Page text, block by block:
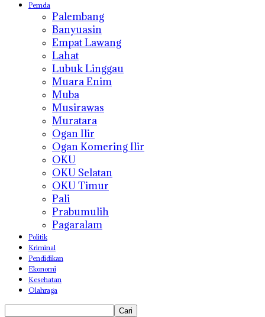
Pemda
Palembang
Banyuasin
Empat Lawang
Lahat
Lubuk Linggau
Muara Enim
Muba
Musirawas
Muratara
Ogan Ilir
Ogan Komering Ilir
OKU
OKU Selatan
OKU Timur
Pali
Prabumulih
Pagaralam
Politik
Kriminal
Pendidikan
Ekonomi
Kesehatan
Olahraga